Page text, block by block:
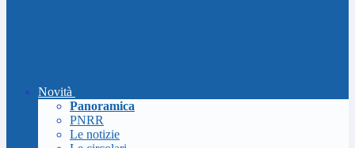
Novità
Panoramica
PNRR
Le notizie